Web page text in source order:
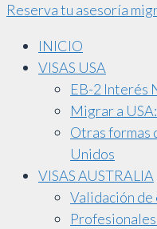
Reserva tu asesoría
INICIO
VISAS USA
EB-2 Interés
Migrar a
Otras formas
Unidos
VISAS AUSTRALIA
Validación de